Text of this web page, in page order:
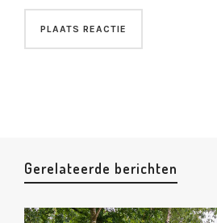
Gerelateerde berichten